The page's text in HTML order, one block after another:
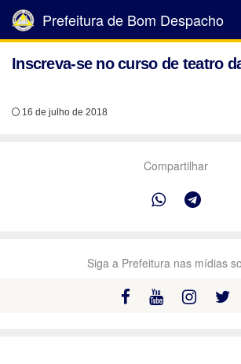
Prefeitura de Bom Despacho
Inscreva-se no curso de teatro
16 de julho de 2018
Compartilhar
Siga a Prefeitura nas mídias